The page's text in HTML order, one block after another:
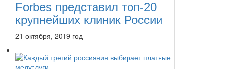
Forbes представил топ-20
крупнейших клиник России
21 октября, 2019 год